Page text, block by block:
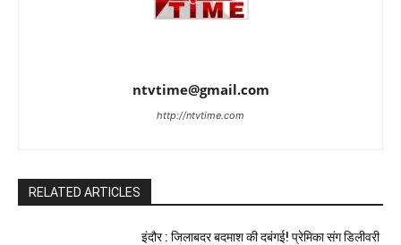
ntvtime@gmail.com
http://ntvtime.com
RELATED ARTICLES
इंदौर : जिलाबदर बदमाश की दबंगई! प्रेमिका संग डिलीवरी